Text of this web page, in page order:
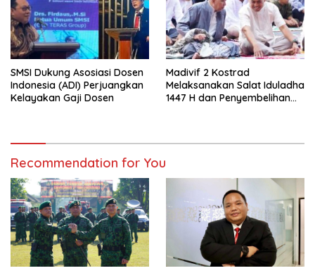
SMSI Dukung Asosiasi Dosen
Indonesia (ADI) Perjuangkan
Kelayakan Gaji Dosen
Madivif 2 Kostrad
Melaksanakan Salat Iduladha
1447 H dan Penyembelihan
Recommendation for You